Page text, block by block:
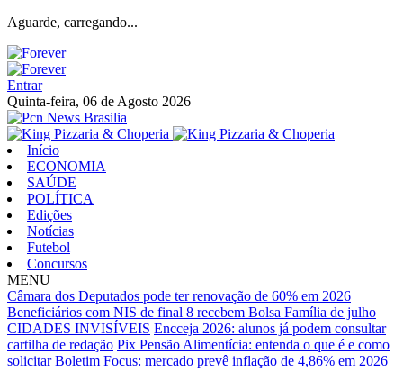
Aguarde, carregando...
Entrar
Quinta-feira, 06 de Agosto 2026
Início
ECONOMIA
SAÚDE
POLÍTICA
Edições
Notícias
Futebol
Concursos
MENU
Câmara dos Deputados pode ter renovação de 60% em 2026
Beneficiários com NIS de final 8 recebem Bolsa Família de julho
CIDADES INVISÍVEIS Encceja 2026: alunos já podem consultar
cartilha de redação Pix Pensão Alimentícia: entenda o que é e como
solicitar Boletim Focus: mercado prevê inflação de 4,86% em 2026